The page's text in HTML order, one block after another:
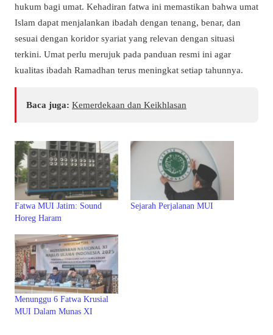
hukum bagi umat. Kehadiran fatwa ini memastikan bahwa umat
Islam dapat menjalankan ibadah dengan tenang, benar, dan
sesuai dengan koridor syariat yang relevan dengan situasi
terkini. Umat perlu merujuk pada panduan resmi ini agar
kualitas ibadah Ramadhan terus meningkat setiap tahunnya.
Baca juga: Kemerdekaan dan Keikhlasan
Fatwa MUI Jatim: Sound
Horeg Haram
Sejarah Perjalanan MUI
Menunggu 6 Fatwa Krusial
MUI Dalam Munas XI